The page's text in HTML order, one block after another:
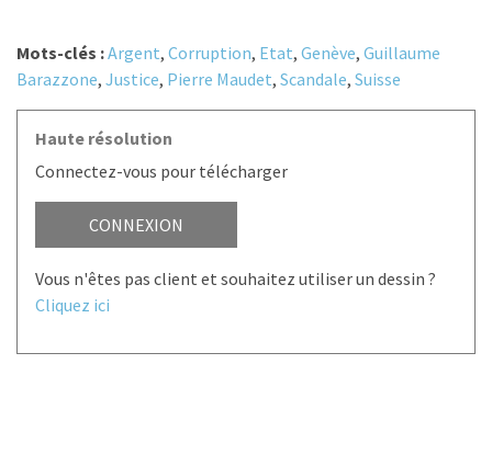
Mots-clés :Argent, Corruption, Etat, Genève, Guillaume
Barazzone, Justice, Pierre Maudet, Scandale, Suisse
Haute résolution
Connectez-vous pour télécharger
CONNEXION
Vous n'êtes pas client et souhaitez utiliser un dessin ?
Cliquez ici